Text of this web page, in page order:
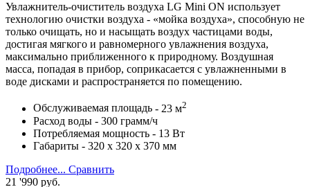
Увлажнитель-очиститель воздуха LG Mini ON использует
технологию очистки воздуха - «мойка воздуха», способную не
только очищать, но и насыщать воздух частицами воды,
достигая мягкого и равномерного увлажнения воздуха,
максимально приближенного к природному. Воздушная
масса, попадая в прибор, соприкасается с увлажненными в
воде дисками и распространяется по помещению.
Обслуживаемая площадь - 23 м2
Расход воды - 300 грамм/ч
Потребляемая мощность - 13 Вт
Габариты - 320 х 320 х 370 мм
Подробнее... Сравнить
21 '990 руб.